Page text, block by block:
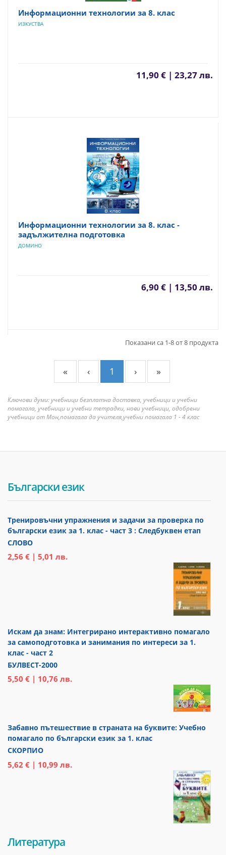
Информационни технологии за 8. клас
ИЗКУСТВА
11,90 € | 23,27 лв.
Информационни технологии за 8. клас -
задължителна подготовка
ДОМИНО
6,90 € | 13,50 лв.
Показани са 1-8 от 8 продукта
« ‹ 1 › »
Ключови думи: учебници безплатна доставка, учебници и учебни
помагала, учебници и учебни тетрадки, нови учебници, одобрени
учебници от Мон,помагала да учителя,учебни помагала 1 - 4 клас
Български език
Тренировъчни упражнения и задачи за проверка по
български език за 1. клас - част 3 : Следбуквен етап
СЛОВО
2,56 € | 5,01 лв.
Искам да знам: Интегрирано интерактивно помагало
за самоподготовка и занимания по интереси за 1.
клас - част 2
БУЛВЕСТ-2000
5,50 € | 10,76 лв.
Забавно пътешествие в страната на буквите: Учебно
помагало по български език за 1. клас
СКОРПИО
5,62 € | 10,99 лв.
Литература